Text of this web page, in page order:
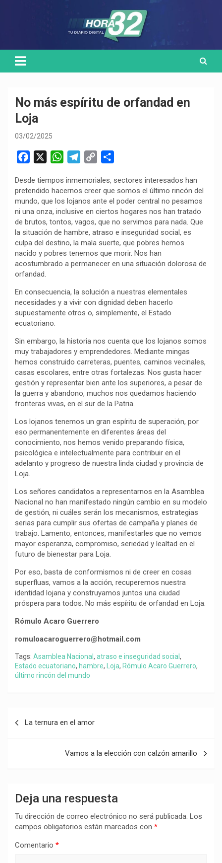
No más espíritu de orfandad en
Loja
03/02/2025
c
e
b
o
o
k
W
a
t
s
A
p
p
l
e
g
r
a
m
p
y
L
i
n
k
m
p
a
r
t
i
r
Desde tiempos inmemoriales, sectores interesados han
pretendido hacernos creer que somos el último rincón del
mundo, que los lojanos ante el poder central no pesamos
ni una onza, inclusive en ciertos hogares nos han tratado
de brutos, tontos, vagos, que no servimos para nada. Que
la situación de hambre, atraso e inseguridad social, es
culpa del destino, la mala suerte, que pobres hemos
nacido y pobres tenemos que morir. Nos han
acostumbrado a permanecer en una situación dolorosa de
orfandad.
En consecuencia, la solución a nuestras elementales
necesidades y a vivir con dignidad deben hacerlo
supuestamente otros o, simplemente, el Estado
ecuatoriano.
Sin embargo, la historia nos cuenta que los lojanos somos
muy trabajadores y emprendedores. Mediante mingas
hemos construido carreteras, puentes, caminos vecinales,
casas escolares, entre otras fortalezas. Nos gusta hacer
gestión y representar bien ante los superiores, a pesar de
la guerra y abandono, muchos nos quedamos haciendo
fronteras vivas, en el sur de la Patria.
Los lojanos tenemos un gran espíritu de superación, por
eso permanentemente en diferentes áreas del
conocimiento, nos hemos venido preparando física,
psicológica e intelectualmente para contribuir en el
adelanto y progreso de nuestra linda ciudad y provincia de
Loja.
Los señores candidatos a representarnos en la Asamblea
Nacional no han manifestado ningún cambio en su modelo
de gestión, ni cuáles serán los mecanismos, estrategias
serias para cumplir sus ofertas de campaña y planes de
trabajo. Lamento, entonces, manifestarles que no vemos
mayor esperanza, compromiso, seriedad y lealtad en el
futuro de bienestar para Loja.
Por eso, basta de conformismos ni de creer en cosas
superfluas, vamos a la acción, recuperemos nuestra
identidad lojana y construyamos juntos una ciudad
próspera para todos. No más espíritu de orfandad en Loja.
Rómulo Acaro Guerrero
romuloacaroguerrero@hotmail.com
Tags: Asamblea Nacional , atraso e inseguridad social ,
Estado ecuatoriano, hambre, Loja, Rómulo Acaro Guerrero,
último rincón del mundo
La ternura en el amor
Vamos a la elección con calzón amarillo
Deja una respuesta
Tu dirección de correo electrónico no será publicada. Los
campos obligatorios están marcados con *
Comentario *